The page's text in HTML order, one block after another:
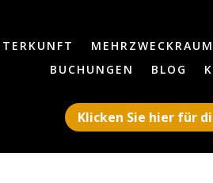
MEHRZWECKRAUM
BUCHUNGEN
BLOG
Klicken Sie hier für